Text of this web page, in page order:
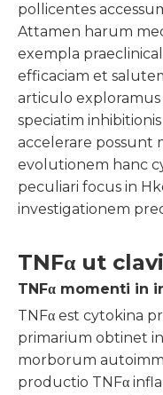
pollicentes
Attamen harum
exempla
efficaciam et
articulo
speciatim
accelerare possunt
evolutionem hanc
peculiari focus in
investigationem
TNFα ut
TNFα momenti in
TNFα est cytokina
primarium obtinet
morborum
productio TNFα